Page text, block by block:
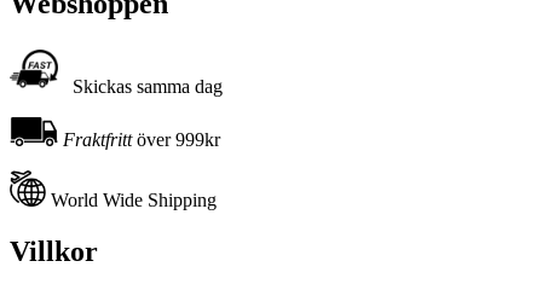
Skickas samma dag
Fraktfrittöver 999kr
World Wide Shipping
Villkor